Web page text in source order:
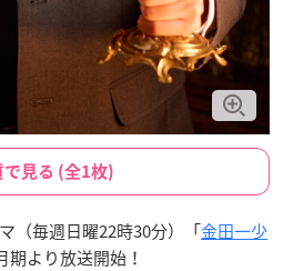
で見る (全1枚)
（毎週日曜22時30分）「金田一少
期より放送開始！